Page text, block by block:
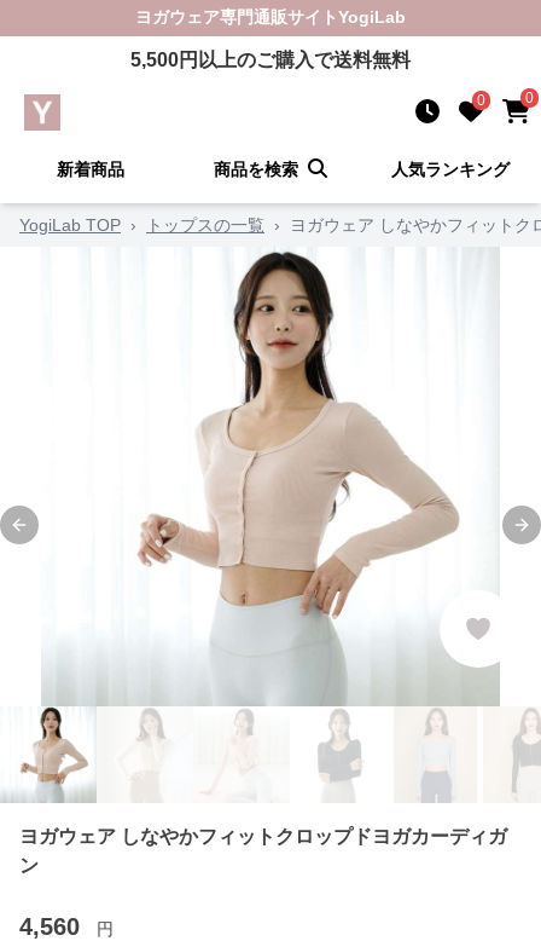
ヨガウェア専門通販サイトYogiLab
5,500円以上のご購入で送料無料
0 0
新着商品 商品を検索 人気ランキング
YogiLab TOP › トップスの一覧 › ヨガウェア しなやかフィットク
Previous slide
ヨガウェア しなやかフィットクロップドヨガカーディガ
ン
4,560 円